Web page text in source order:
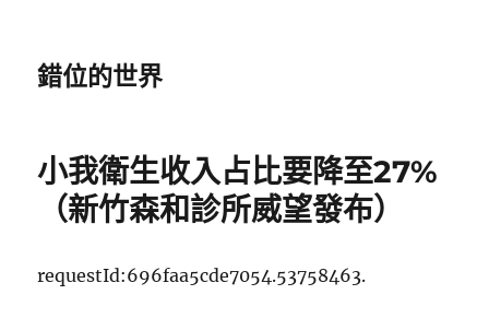
錯位的世界
小我衛生收入占比要降至27%
（新竹森和診所威望發布）
requestId:696faa5cde7054.53758463.